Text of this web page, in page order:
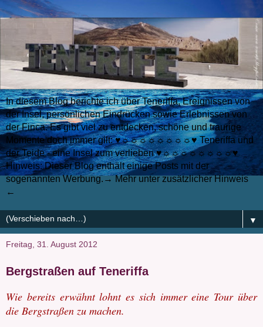
In diesem Blog berichte ich über Teneriffa, Ereignissen von
der Insel, persönlichen Eindrücken sowie Erlebnissen von
der Finca. Es gibt viel zu entdecken, schöne und traurige
Momente doch immer gilt: ♥☼☼☼☼☼☼☼☼♥ Teneriffa und
der Teide - eine Insel zum verlieben ♥☼☼☼☼☼☼☼☼♥
Hinweis: Dieser Blog enthält einige Posts mit der
sogenannten Werbung.→ Mehr unter zusätzlicher Hinweis
←
▼
Freitag, 31. August 2012
Bergstraßen auf Teneriffa
Wie bereits erwähnt lohnt es sich immer eine Tour über
die Bergstraßen zu machen.